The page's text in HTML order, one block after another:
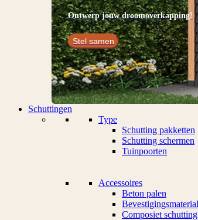
Ontwerp jouw droomoverkapping!
Stel samen
Schuttingen
Type
Schutting pakketten
Schutting schermen
Tuinpoorten
Accessoires
Beton palen
Composiet